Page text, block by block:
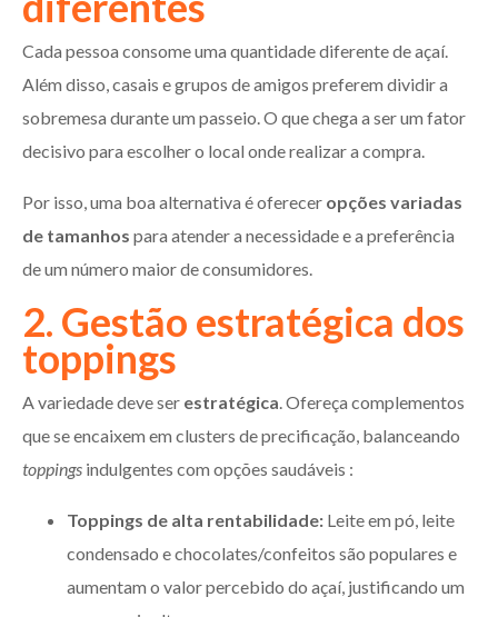
Cada pessoa consome uma quantidade diferente de açaí.
Além disso, casais e grupos de amigos preferem dividir a
sobremesa durante um passeio. O que chega a ser um fator
decisivo para escolher o local onde realizar a compra.
Por isso, uma boa alternativa é oferecer opções variadas
de tamanhos para atender a necessidade e a preferência
de um número maior de consumidores.
2. Gestão estratégica dos
toppings
A variedade deve ser estratégica . Ofereça complementos
que se encaixem em clusters de precificação, balanceando
toppings indulgentes com opções saudáveis :
Toppings de alta rentabilidade: Leite em pó, leite
condensado e chocolates/confeitos são populares e
aumentam o valor percebido do açaí, justificando um